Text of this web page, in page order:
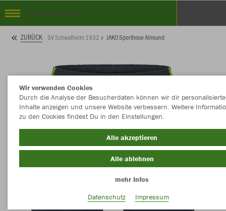
SV Schwafheim 1932
ZURÜCK SV Schwafheim 1932 JAKO Sporthose Allround
Wir verwenden Cookies
Durch die Analyse der Besucherdaten können wir dir personalisierte
Inhalte anzeigen und unsere Website verbessern. Weitere
zu den Cookies findest Du in den Einstellungen.
Alle akzeptieren
Alle ablehnen
mehr Infos
Datenschutz
Impressum